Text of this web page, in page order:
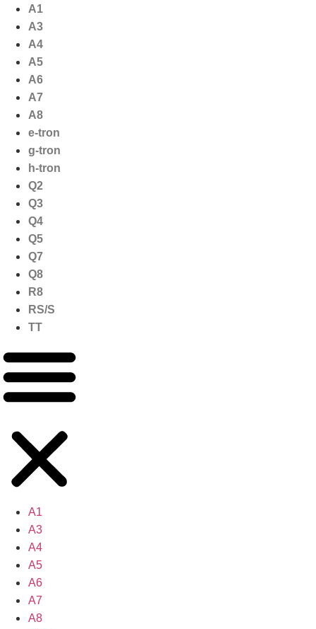
naar
inhoud
A1
A3
A4
A5
A6
A7
A8
e-tron
g-tron
h-tron
Q2
Q3
Q4
Q5
Q7
Q8
R8
RS/S
TT
A1
A3
A4
A5
A6
A7
A8